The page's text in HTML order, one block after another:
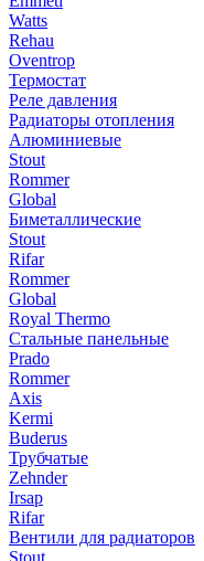
Watts
Rehau
Oventrop
Термостат
Реле давления
Радиаторы отопления
Алюминиевые
Stout
Rommer
Global
Биметаллические
Stout
Rifar
Rommer
Global
Royal Thermo
Стальные панельные
Prado
Rommer
Axis
Kermi
Buderus
Трубчатые
Zehnder
Irsap
Rifar
Вентили для радиаторов
Stout